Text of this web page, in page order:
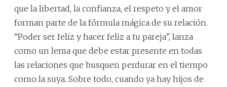
que la libertad, la confianza, el respeto y el amor
forman parte de la fórmula mágica de su relación.
“Poder ser feliz y hacer feliz a tu pareja”, lanza
como un lema que debe estar presente en todas
las relaciones que busquen perdurar en el tiempo
como la suya. Sobre todo, cuando ya hay hijos de